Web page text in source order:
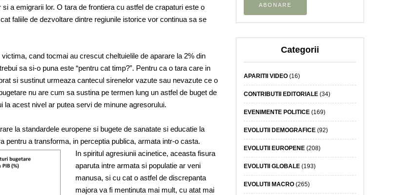
a emigrarii lor. O tara de frontiera cu astfel de crapaturi este o
faliile de dezvoltare dintre regiunile istorice vor continua sa se
cand tocmai au crescut cheltuielile de aparare la 2% din
sa si-o puna este “pentru cat timp?”. Pentru ca o tara care in
si sustinut urmeaza cantecul sirenelor vazute sau nevazute ce o
nu are cum sa sustina pe termen lung un astfel de buget de
la acest nivel ar putea servi de minune agresorului.
la standardele europene si bugete de sanatate si educatie la
pentru a transforma, in perceptia publica, armata intr-o casta.
In spiritul agresiunii acinetice, aceasta fisura
aparuta intre armata si populatie ar veni
manusa, si cu cat o astfel de discrepanta
majora va fi mentinuta mai mult, cu atat mai
Categorii
APARITII VIDEO(16)
CONTRIBUTII EDITORIALE(34)
EVENIMENTE POLITICE(169)
EVOLUTII DEMOGRAFICE(92)
EVOLUTII EUROPENE(208)
EVOLUTII GLOBALE(193)
EVOLUTII MACRO(265)